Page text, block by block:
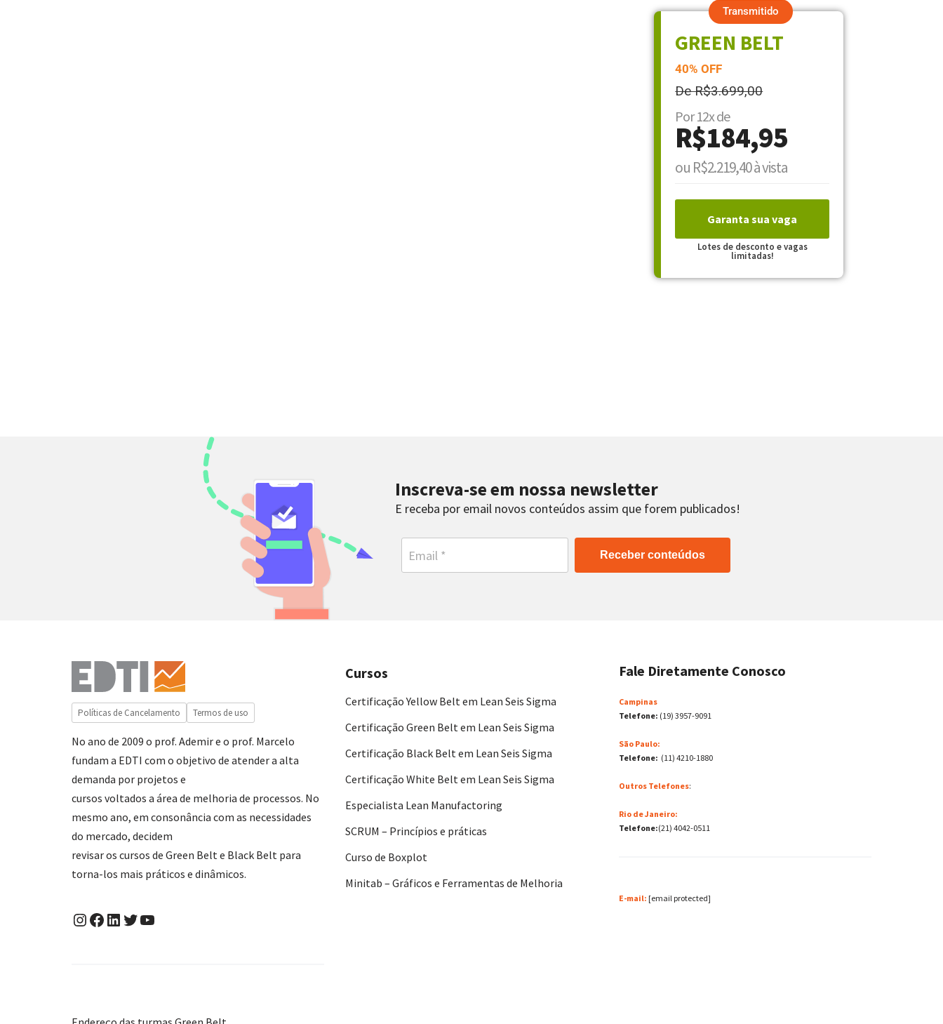
Transmitido
GREEN BELT
40% OFF
De R$3.699,00
Por 12x de
R$184,95
ou R$2.219,40 à vista
Garanta sua vaga
Lotes de desconto e vagas
limitadas!
Inscreva-se em nossa newsletter
E receba por email novos conteúdos assim que forem publicados!
Receber conteúdos
Políticas de Cancelamento Termos de uso
No ano de 2009 o prof. Ademir e o prof. Marcelo
fundam a EDTI com o objetivo de atender a alta
demanda por projetos e
cursos voltados a área de melhoria de processos. No
mesmo ano, em consonância com as necessidades
do mercado, decidem
revisar os cursos de Green Belt e Black Belt para
torna-los mais práticos e dinâmicos.
Cursos
Certificação Yellow Belt em Lean Seis Sigma
Certificação Green Belt em Lean Seis Sigma
Certificação Black Belt em Lean Seis Sigma
Certificação White Belt em Lean Seis Sigma
Especialista Lean Manufactoring
SCRUM – Princípios e práticas
Curso de Boxplot
Minitab – Gráficos e Ferramentas de Melhoria
Fale Diretamente Conosco
Campinas
Telefone: (19) 3957-9091
São Paulo:
Telefone: (11) 4210-1880
Outros Telefones:
Rio de Janeiro:
Telefone:(21) 4042-0511
E-mail: [email protected]